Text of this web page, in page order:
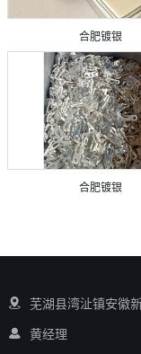
合肥镀银
合肥镀银
芜湖县湾沚镇安徽
黄经理